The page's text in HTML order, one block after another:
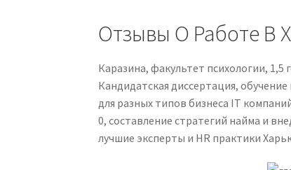
Отзывы О Работе В X
Каразина, факультет психологии,
Кандидатская диссертация,
для разных типов бизнеса IT
0, составление стратегий найма и
лучшие эксперты и HR практики